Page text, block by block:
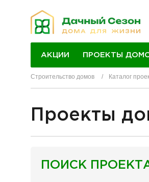
АКЦИИ ПРОЕКТЫ
Строительство домов Каталог
Проекты
ПОИСК